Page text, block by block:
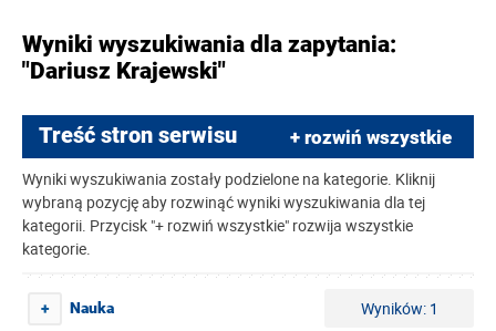
Wyniki wyszukiwania dla zapytania:
"Dariusz Krajewski"
Treść stron serwisu + rozwiń wszystkie
Wyniki wyszukiwania zostały podzielone na kategorie. Kliknij
wybraną pozycję aby rozwinąć wyniki wyszukiwania dla tej
kategorii. Przycisk "+ rozwiń wszystkie" rozwija wszystkie
kategorie.
+ Nauka Wyników: 1